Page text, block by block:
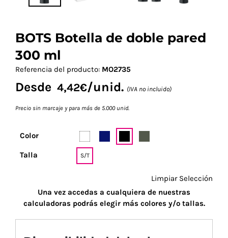
BOTS Botella de doble pared
300 ml
Referencia del producto: MO2735
Desde 4,42€/unid. (IVA no incluido)
Precio sin marcaje y para más de 5.000 unid.
Color
Talla S/T
Limpiar Selección
Una vez accedas a cualquiera de nuestras
calculadoras podrás elegir más colores y/o tallas.